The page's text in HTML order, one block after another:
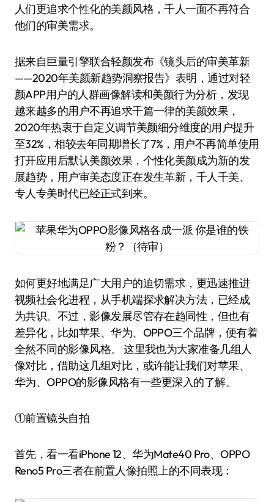
人们更追求个性化的美颜风格，千人一面不再符合
他们的审美需求。
据来自巨量引擎联合轻颜发布《镜头后的审美革新
——2020年美颜新趋势洞察报告》表明，通过对轻
颜APP用户的人群画像解读和美颜行为分析，发现
越来越多的用户不再追求千篇一律的美颜效果，
2020年热衷于自定义调节美颜细分维度的用户提升
至32%，相较去年同期增长了7%，用户不再简单使用
打开应用后默认美颜效果，个性化美颜成为新的发
展趋势，用户审美态度正在发生革新，千人千美、
专人专美时代已经正式到来。
如何更好地满足广大用户的迫切需求，更迅速推进
视频社会化进程，从手机端探求解决方法，已经成
为共识。不过，影像发展尽管存在趋同性，但也有
差异化，比如苹果、华为、OPPO三个品牌，便有着
全然不同的影像风格。 这里我也为大家准备几组人
像对比，借助这几组对比，或许能让我们对苹果、
华为、OPPO的影像风格有一些更深入的了解。
①前置镜头自拍
首先，看一看iPhone 12、华为Mate40 Pro、OPPO
Reno5 Pro三者在前置人像拍照上的不同表现：